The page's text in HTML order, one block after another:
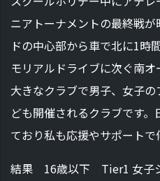
ニアトーナメントの最終戦
ドの中心部から車で北に1時
モリアルドライブに次ぐ南
大きなクラブで男子、女子
ども開催されるクラブです
ており私も応援やサポートで
結果 16歳以下 Tier1 女子